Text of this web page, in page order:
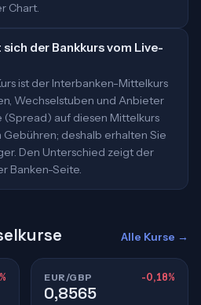
Chart.
der Bankkurs vom Live-
ist der Interbanken-Mittelkurs
Wechselstuben und Anbieter
auf diesen Mittelkurs
Gebühren; deshalb erhalten Sie
Den Unterschied zeigt der
Banken-Seite.
Alle Kurse →
EUR/GBP -0,18%
0,8565